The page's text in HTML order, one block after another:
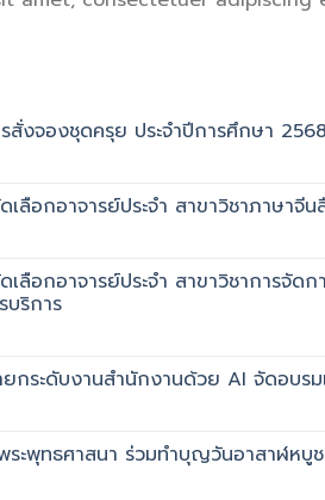
สั่งจองชุดครุย ประจำปีการศึกษา
เลือกอาจารย์ประจำ สาขาวิชาภาษา
เลือกอาจารย์ประจำ สาขาวิชาการจั
บริการ
ยกระดับงานสำนักงานด้วย AI จัดอบ
ระพุทธศาสนา ร่วมทำบุญวันอาสาฬหบู